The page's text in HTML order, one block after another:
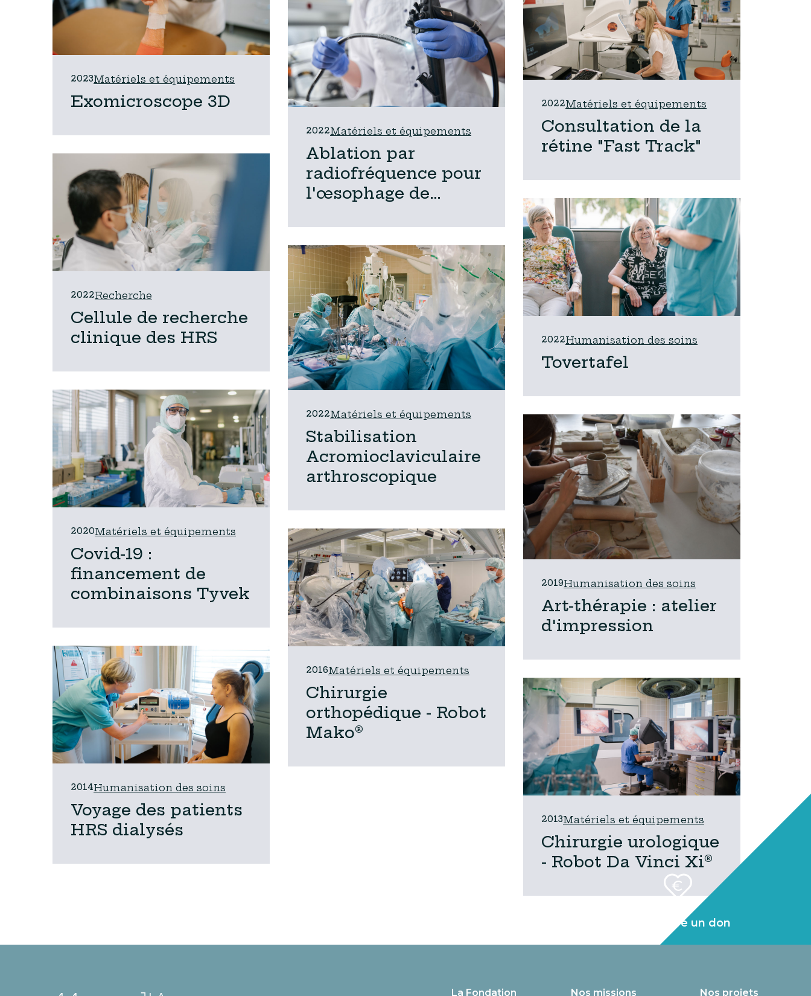
Faire un don
2023Matériels et équipements
Exomicroscope 3D 2022Matériels et équipements
Consultation de la
rétine "Fast Track"
2022Matériels et équipements
Ablation par
radiofréquence pour
l'œsophage de
2022Recherche
Cellule de recherche
clinique des HRS
2022Humanisation des soins
Tovertafel
2022Matériels et équipements
Stabilisation
Acromioclaviculaire
arthroscopique
2020Matériels et équipements
Covid-19 :
financement de
combinaisons Tyvek
2019Humanisation des soins
Art-thérapie : atelier
d'impression
2016Matériels et équipements
Chirurgie
orthopédique - Robot
Mako®
2014Humanisation des soins
Voyage des patients
HRS dialysés
2013Matériels et équipements
Chirurgie urologique
- Robot Da Vinci Xi®
La Fondation Nos missions Nos projets